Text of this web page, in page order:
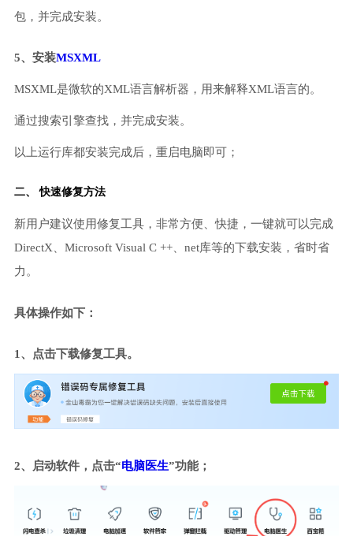
包，并完成安装。
5、安装MSXML
MSXML是微软的XML语言解析器，用来解释XML语言的。
通过搜索引擎查找，并完成安装。
以上运行库都安装完成后，重启电脑即可；
二、 快速修复方法
新用户建议使用修复工具，非常方便、快捷，一键就可以完成
DirectX、Microsoft Visual C ++、net库等的下载安装，省时省
力。
具体操作如下：
1、点击下载修复工具。
2、启动软件，点击“电脑医生”功能；